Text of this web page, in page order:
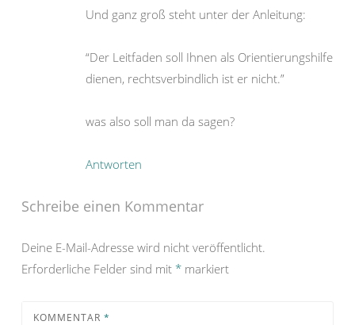
Und ganz groß steht unter der Anleitung:
“Der Leitfaden soll Ihnen als Orientierungshilfe
dienen, rechtsverbindlich ist er nicht.”
was also soll man da sagen?
Antworten
Schreibe einen Kommentar
Deine E-Mail-Adresse wird nicht veröffentlicht.
Erforderliche Felder sind mit * markiert
KOMMENTAR *